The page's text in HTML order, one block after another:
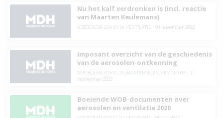
Nu het kalf verdronken is (incl. reactie
van Maarten Keulemans)
AEROSOLEN COVID-19, VENTILATIE 04 november 2022
Imposant overzicht van de geschiedenis
van de aerosolen-ontkenning
AEROSOLEN COVID-19, MAATREGELEN VENTILATIE
12
september 2022
Boeiende WOB-documenten over
aerosolen en ventilatie 2020